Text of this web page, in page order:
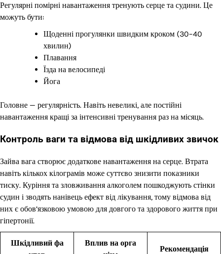
Регулярні помірні навантаження тренують серце та судини. Це
можуть бути:
Щоденні прогулянки швидким кроком (30–40
хвилин)
Плавання
Їзда на велосипеді
Йога
Головне — регулярність. Навіть невеликі, але постійні
навантаження кращі за інтенсивні тренування раз на місяць.
Контроль ваги та відмова від шкідливих звичок
Зайва вага створює додаткове навантаження на серце. Втрата
навіть кількох кілограмів може суттєво знизити показники
тиску. Куріння та зловживання алкоголем пошкоджують стінки
судин і зводять нанівець ефект від лікування, тому відмова від
них є обов’язковою умовою для довгого та здорового життя при
гіпертонії.
Шкідливий фа
Вплив на орга
Рекомендація